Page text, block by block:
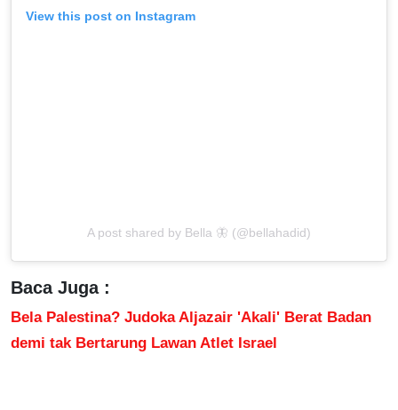
View this post on Instagram
A post shared by Bella 🦋 (@bellahadid)
Baca Juga :
Bela Palestina? Judoka Aljazair 'Akali' Berat Badan
demi tak Bertarung Lawan Atlet Israel